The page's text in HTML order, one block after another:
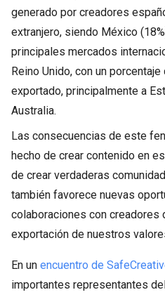
generado por creadores
extranjero, siendo México
principales mercados
Reino Unido, con un
exportado, principalmente a
Australia.
Las consecuencias de este
hecho de crear contenido en
de crear verdaderas
también favorece nuevas
colaboraciones con creadores
exportación de nuestros
En un encuentro de
importantes representantes